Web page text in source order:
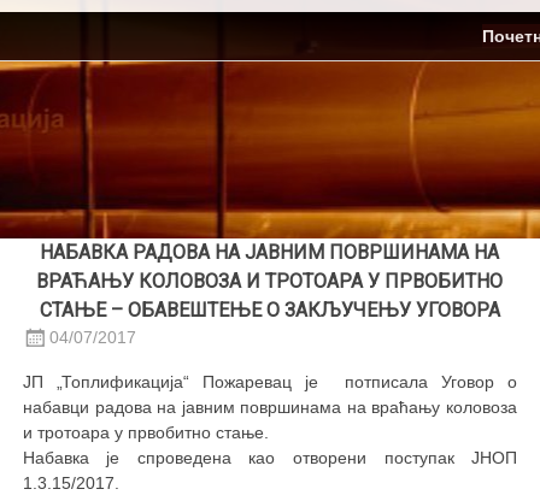
Skip
content
НАБАВКА РАДОВА НА ЈАВНИМ ПОВРШИНАМА НА
ВРАЋАЊУ КОЛОВОЗА И ТРОТОАРА У ПРВОБИТНО
СТАЊЕ – ОБАВЕШТЕЊЕ О ЗАКЉУЧЕЊУ УГОВОРА
04/07/2017
ЈП „Топлификација“ Пожаревац је потписала Уговор о
набавци радова на јавним површинама на враћању коловоза
и тротоара у првобитно стање.
Набавка је спроведена као отворени поступак ЈНОП
1.3.15/2017.